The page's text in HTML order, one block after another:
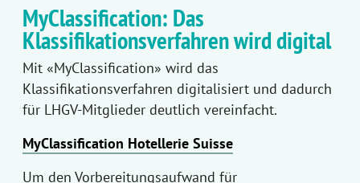
MyClassification: Das
Klassifikationsverfahren wird digital
Mit «MyClassification» wird das
Klassifikationsverfahren digitalisiert und dadurch
für LHGV-Mitglieder deutlich vereinfacht.
MyClassification Hotellerie Suisse
Um den Vorbereitungsaufwand für